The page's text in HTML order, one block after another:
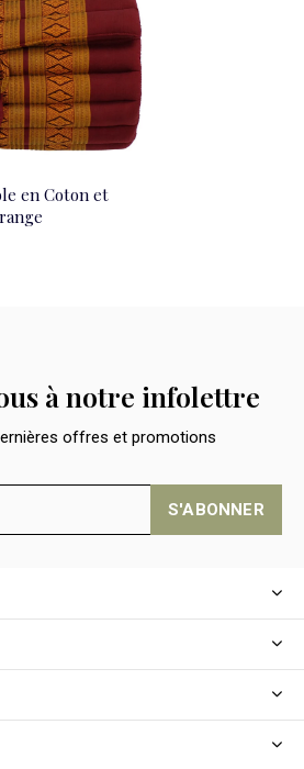
en Coton et
à notre infolettre
offres et promotions
S'ABONNER